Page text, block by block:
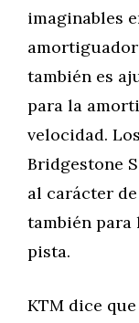
imaginables
también es
para la
velocidad.
Bridgestone
al carácter
también para
pista.
KTM dice